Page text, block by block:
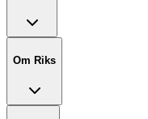
Om Riks